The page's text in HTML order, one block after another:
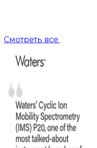
Смотреть все